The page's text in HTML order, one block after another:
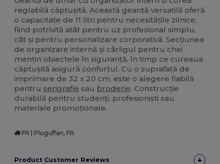
reglabilă căptușită. Această geantă versatilă oferă
o capacitate de 11 litri pentru necesitățile zilnice,
fiind potrivită atât pentru uz profesional simplu,
cât și pentru personalizare corporativă. Secțiunea
de organizare internă și cârligul pentru chei
mențin obiectele în siguranță, în timp ce cureaua
căptușită asigură confortul. Cu o suprafață de
imprimare de 32 x 20 cm, este o alegere fiabilă
pentru serigrafie sau broderie. Construcție
durabilă pentru studenți, profesioniști sau
materiale promoționale.
FR | Pluguffan, FR
Product Customer Reviews